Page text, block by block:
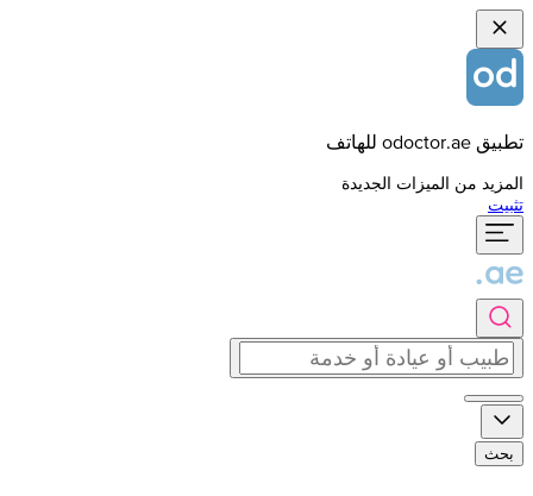
تطبيق odoctor.ae للهاتف
المزيد من الميزات الجديدة
تثبيت
بحث